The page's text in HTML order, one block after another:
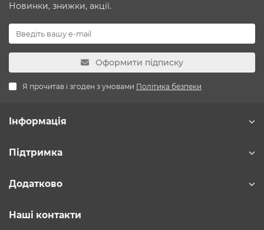
Новинки, знижки, акції.
Оформити підписку
Я прочитав і згоден з умовами Політика безпеки
Інформація
Підтримка
Додатково
Наші контакти